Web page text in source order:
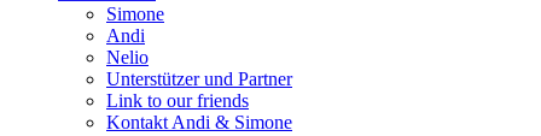
Simone
Andi
Nelio
Unterstützer und Partner
Link to our friends
Kontakt Andi & Simone